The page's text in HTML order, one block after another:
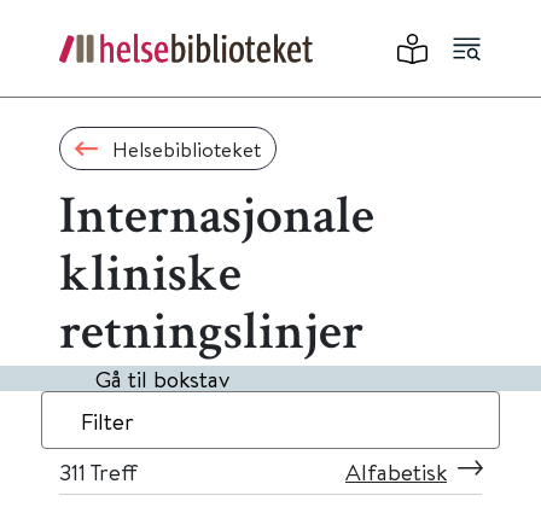
Helsebiblioteket
Internasjonale
kliniske
retningslinjer
Gå til bokstav
Filter
311 Treff Alfabetisk